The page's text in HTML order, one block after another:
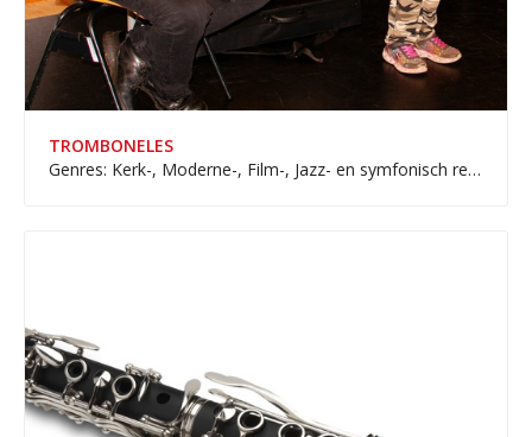
TROMBONELES
Genres: Kerk-, Moderne-, Film-, Jazz- en symfonisch repertoire.